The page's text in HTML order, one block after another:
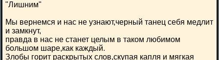
"Лишним"
Мы вернемся и нас не узнают,черный танец себя медлит
и замкнут,
правда в нас не станет целым в таком любимом
большом шаре,как каждый.
Злобы горит раскрытых слов,скупая капля и мягкая